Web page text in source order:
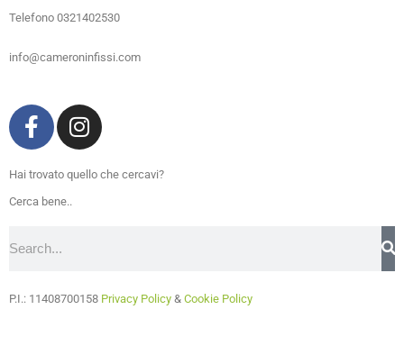
Telefono 0321402530
info@cameroninfissi.com
F
a
e
b
o
-
I
n
t
m
Hai trovato quello che cercavi?
Cerca bene..
P.I.: 11408700158 Privacy Policy & Cookie Policy